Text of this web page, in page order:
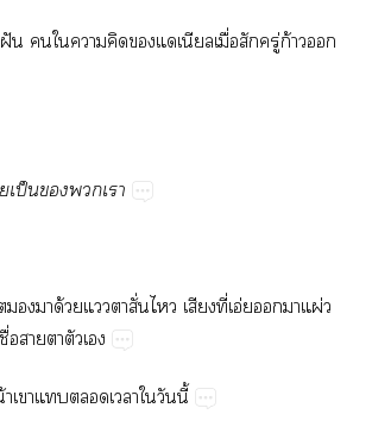
​​​​​​​ื่​​ู่​ก้​​
ป็​​​
ด้​​​ั่​​​ี่​อ่​​​ผ่​